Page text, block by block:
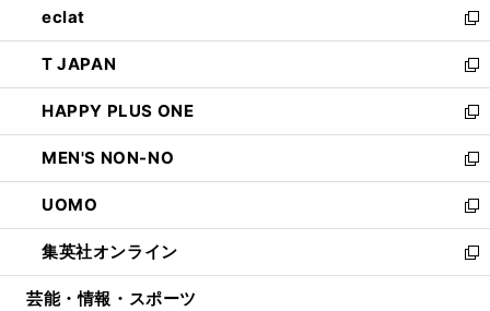
く
で
開
く
ド
ウ
で
開
く
ィ
ン
ド
ウ
で
開
く
い
ウ
ィ
ン
ド
ウ
で
開
く
eclat
新
し
い
ウ
ィ
ン
ド
ウ
で
開
く
T JAPAN
新
し
い
ウ
ィ
ン
ド
ウ
で
開
HAPPY PLUS ONE
新
し
い
ウ
ィ
ン
ド
ウ
MEN'S NON-NO
新
し
い
ウ
ィ
ン
UOMO
新
し
い
ウ
集英社オンライン
新
し
芸能・情報・スポーツ